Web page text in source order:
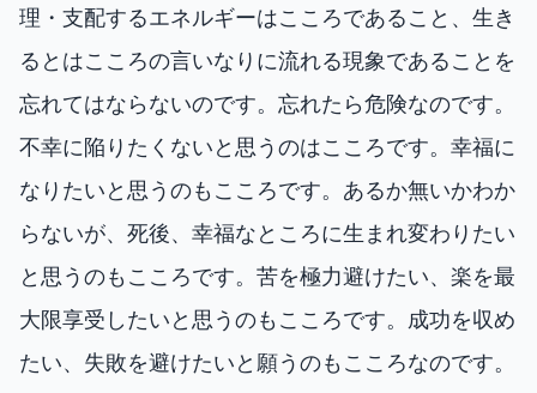
理・支配するエネルギーはこころであること、生き
るとはこころの言いなりに流れる現象であることを
忘れてはならないのです。忘れたら危険なのです。
不幸に陥りたくないと思うのはこころです。幸福に
なりたいと思うのもこころです。あるか無いかわか
らないが、死後、幸福なところに生まれ変わりたい
と思うのもこころです。苦を極力避けたい、楽を最
大限享受したいと思うのもこころです。成功を収め
たい、失敗を避けたいと願うのもこころなのです。